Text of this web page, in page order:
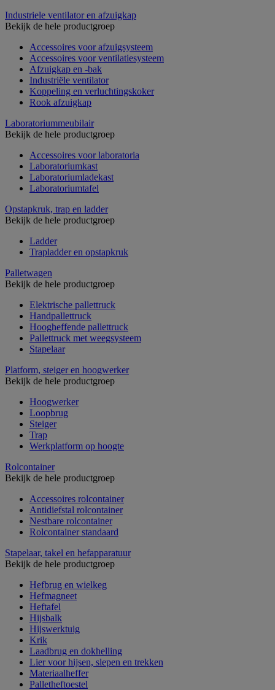
Industriele ventilator en afzuigkap
Bekijk de hele productgroep
Accessoires voor afzuigsysteem
Accessoires voor ventilatiesysteem
Afzuigkap en -bak
Industriële ventilator
Koppeling en verluchtingskoker
Rook afzuigkap
Laboratoriummeubilair
Bekijk de hele productgroep
Accessoires voor laboratoria
Laboratoriumkast
Laboratoriumladekast
Laboratoriumtafel
Opstapkruk, trap en ladder
Bekijk de hele productgroep
Ladder
Trapladder en opstapkruk
Palletwagen
Bekijk de hele productgroep
Elektrische pallettruck
Handpallettruck
Hoogheffende pallettruck
Pallettruck met weegsysteem
Stapelaar
Platform, steiger en hoogwerker
Bekijk de hele productgroep
Hoogwerker
Loopbrug
Steiger
Trap
Werkplatform op hoogte
Rolcontainer
Bekijk de hele productgroep
Accessoires rolcontainer
Antidiefstal rolcontainer
Nestbare rolcontainer
Rolcontainer standaard
Stapelaar, takel en hefapparatuur
Bekijk de hele productgroep
Hefbrug en wielkeg
Hefmagneet
Heftafel
Hijsbalk
Hijswerktuig
Krik
Laadbrug en dokhelling
Lier voor hijsen, slepen en trekken
Materiaalheffer
Palletheftoestel